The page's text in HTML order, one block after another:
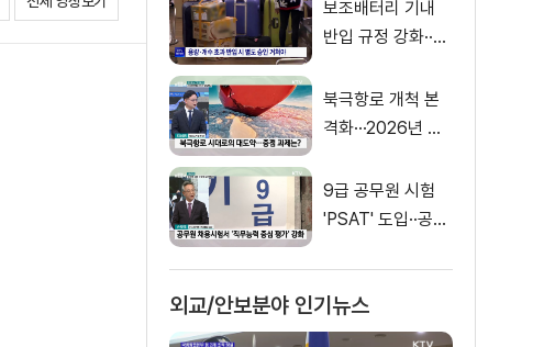
보조배터리 기내
반입 규정 강화··
북극항로 개척 본
격화···2026년 해
은?
9급 공무원 시험
'PSAT' 도입··공정
외교/안보분야 인기뉴스